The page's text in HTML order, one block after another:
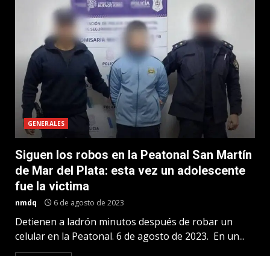
GENERALES
Siguen los robos en la Peatonal San Martín
de Mar del Plata: esta vez un adolescente
fue la victima
nmdq 6 de agosto de 2023
Detienen a ladrón minutos después de robar un
celular en la Peatonal. 6 de agosto de 2023. En un...